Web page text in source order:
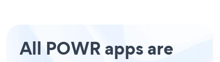
All POWR apps are